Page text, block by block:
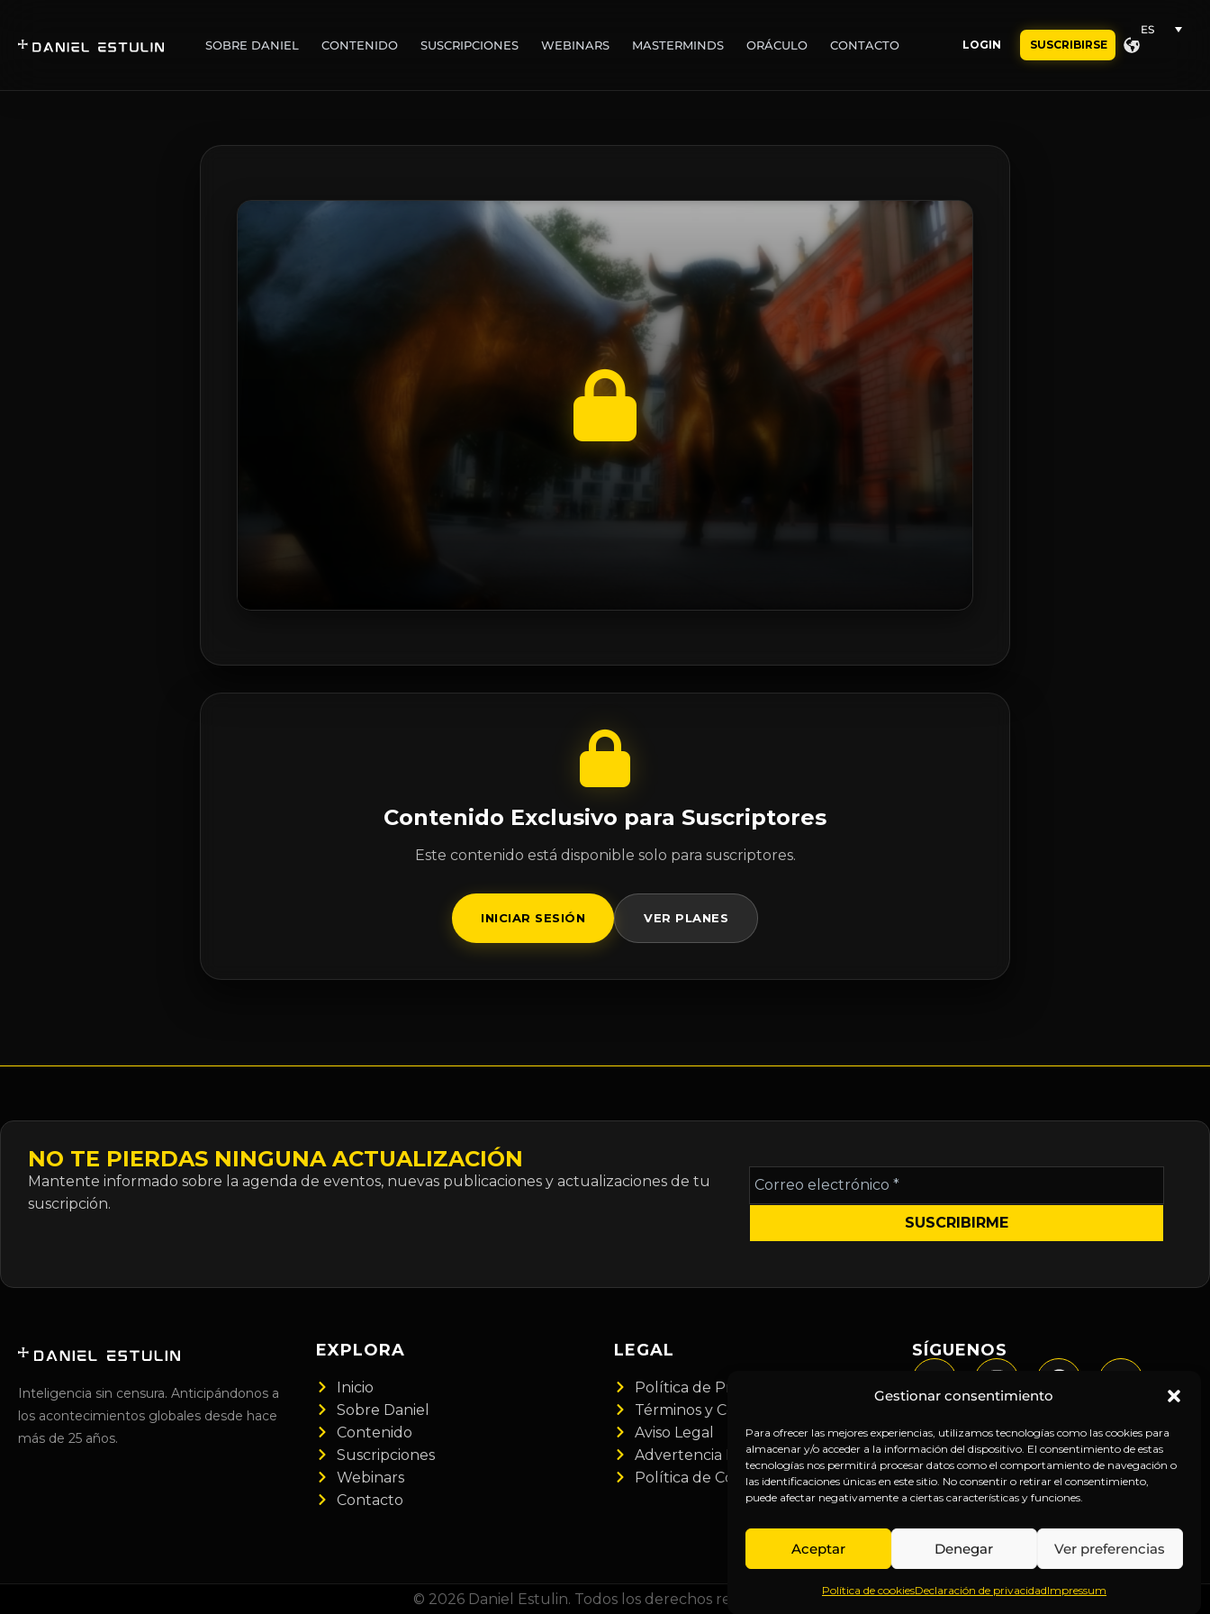
Gestionar consentimiento
Para ofrecer las mejores experiencias, utilizamos tecnologías como las cookies para
almacenar y/o acceder a la información del dispositivo. El consentimiento de estas
tecnologías nos permitirá procesar datos como el comportamiento de navegación o
las identificaciones únicas en este sitio. No consentir o retirar el consentimiento,
puede afectar negativamente a ciertas características y funciones.
Aceptar Denegar Ver preferencias
Política de cookiesDeclaración de privacidadImpressum
SOBRE DANIEL CONTENIDO SUSCRIPCIONES WEBINARS MASTERMINDS ORÁCULO CONTACTO LOGIN SUSCRIBIRSE
ES
Contenido Exclusivo para Suscriptores
Este contenido está disponible solo para suscriptores.
INICIAR SESIÓN VER PLANES
NO TE PIERDAS NINGUNA ACTUALIZACIÓN
Mantente informado sobre la agenda de eventos, nuevas publicaciones y actualizaciones de tu
suscripción.
Correo
electrónico
*
Inteligencia sin censura. Anticipándonos a
los acontecimientos globales desde hace
más de 25 años.
EXPLORA
Inicio
Sobre Daniel
Contenido
Suscripciones
Webinars
Contacto
LEGAL
Política de Privacidad
Términos y Condiciones
Aviso Legal
Advertencia Financiera
Política de Cookies
SÍGUENOS
© 2026 Daniel Estulin. Todos los derechos reservados.